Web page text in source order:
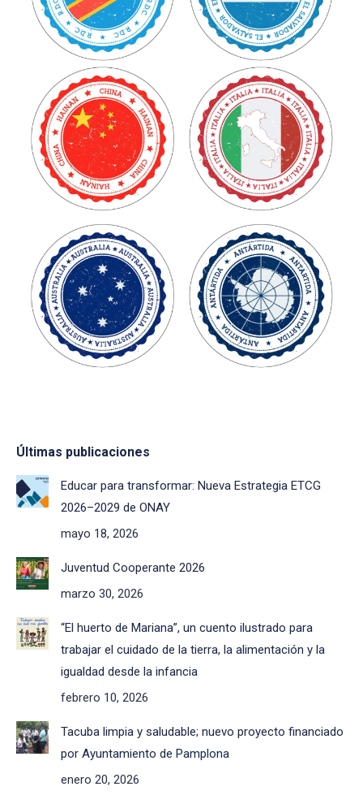
Últimas publicaciones
Educar para transformar: Nueva Estrategia ETCG
2026–2029 de ONAY
mayo 18, 2026
Juventud Cooperante 2026
marzo 30, 2026
“El huerto de Mariana”, un cuento ilustrado para
trabajar el cuidado de la tierra, la alimentación y la
igualdad desde la infancia
febrero 10, 2026
Tacuba limpia y saludable; nuevo proyecto financiado
por Ayuntamiento de Pamplona
enero 20, 2026